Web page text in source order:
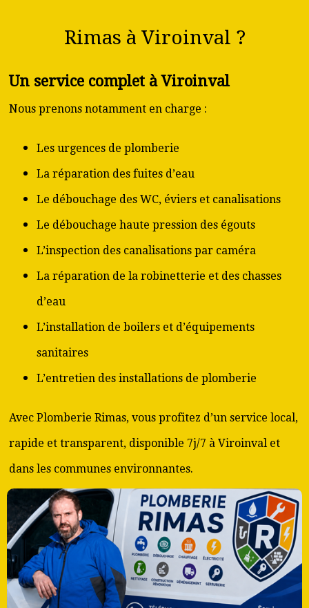
Rimas à Viroinval ?
Un service complet à Viroinval
Nous prenons notamment en charge :
Les urgences de plomberie
La réparation des fuites d’eau
Le débouchage des WC, éviers et canalisations
Le débouchage haute pression des égouts
L’inspection des canalisations par caméra
La réparation de la robinetterie et des chasses
d’eau
L’installation de boilers et d’équipements
sanitaires
L’entretien des installations de plomberie
Avec Plomberie Rimas, vous profitez d’un service local,
rapide et transparent, disponible 7j/7 à Viroinval et
dans les communes environnantes.